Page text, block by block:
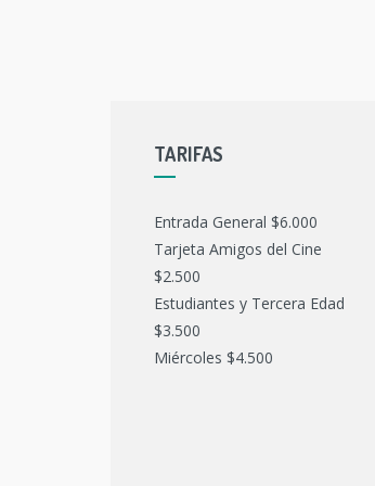
TARIFAS
Entrada General $6.000
Tarjeta Amigos del Cine
$2.500
Estudiantes y Tercera Edad
$3.500
Miércoles $4.500